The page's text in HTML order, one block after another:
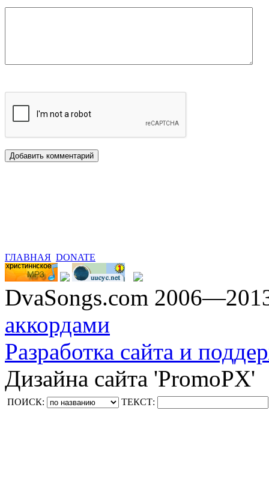
ГЛАВНАЯ DONATE
DvaSongs.com
аккордами
Разработка сайта и
Дизайна сайта 'PromoPX'
ПОИСК: ТЕКСТ: